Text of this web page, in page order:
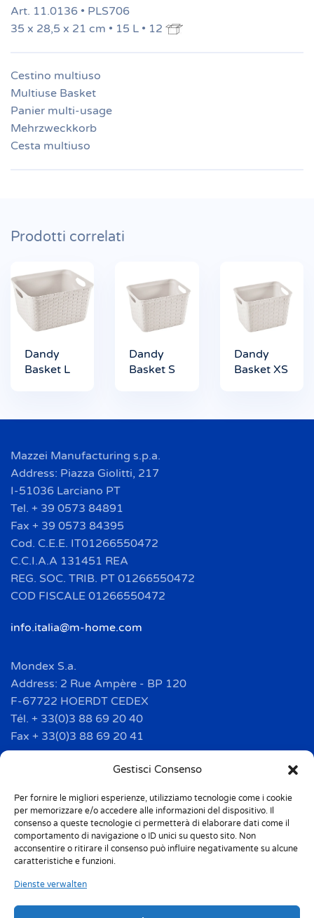
Gestisci Consenso
Per fornire le migliori esperienze, utilizziamo tecnologie come i cookie
per memorizzare e/o accedere alle informazioni del dispositivo. Il
consenso a queste tecnologie ci permetterà di elaborare dati come il
comportamento di navigazione o ID unici su questo sito. Non
acconsentire o ritirare il consenso può influire negativamente su alcune
caratteristiche e funzioni.
Dienste verwalten
Art. 11.0136 • PLS706
35 x 28,5 x 21 cm • 15 L • 12
Cestino multiuso
Multiuse Basket
Panier multi-usage
Mehrzweckkorb
Cesta multiuso
Prodotti correlati
Dandy
Basket L
Dandy
Basket S
Dandy
Basket XS
Mazzei Manufacturing s.p.a.
Address: Piazza Giolitti, 217
I-51036 Larciano PT
Tel. + 39 0573 84891
Fax + 39 0573 84395
Cod. C.E.E. IT01266550472
C.C.I.A.A 131451 REA
REG. SOC. TRIB. PT 01266550472
COD FISCALE 01266550472
info.italia@m-home.com
Mondex S.a.
Address: 2 Rue Ampère - BP 120
F-67722 HOERDT CEDEX
Tél. + 33(0)3 88 69 20 40
Fax + 33(0)3 88 69 20 41
info.france@m-home.com
Mondex Menaje España S.a.
Address: Ctra de Girona, km. 101.5
E-17160 Angles (Girona)
Tel. + 34 9 72 42 32 50
info.spain@m-home.com